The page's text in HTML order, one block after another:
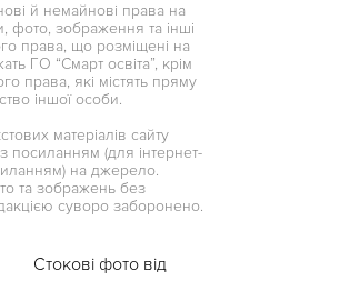
й немайнові права на
фото, зображення та інші
права, що розміщені на
ГО “Смарт освіта”, крім
права, які містять пряму
іншої особи.
матеріалів сайту
(для інтернет-
на джерело.
та зображень без
суворо заборонено.
Стокові фото від